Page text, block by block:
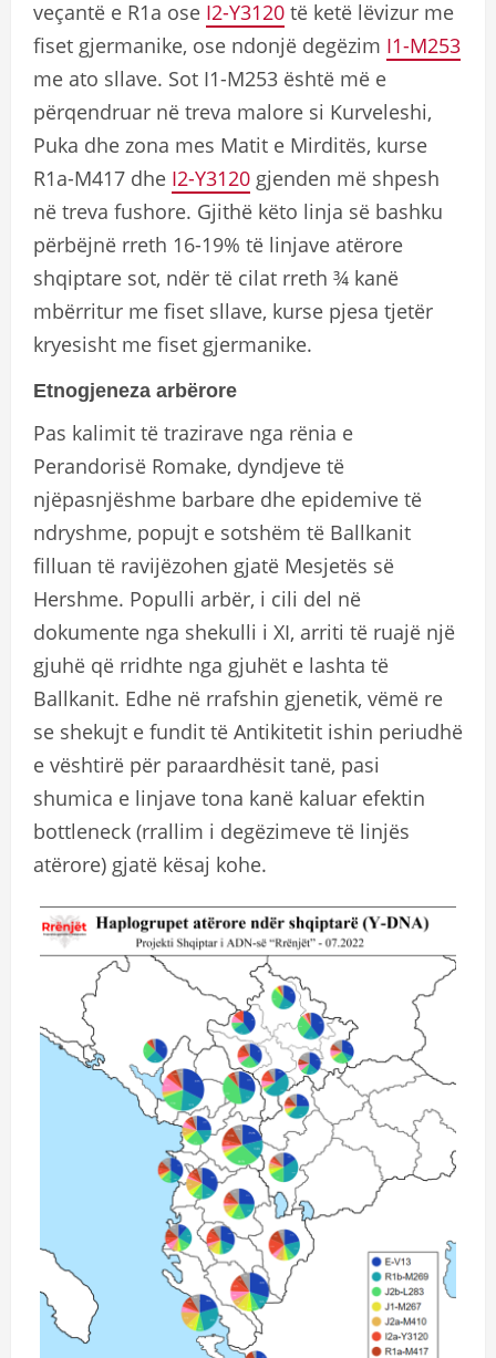
veçantë e R1a ose I2-Y3120 të ketë lëvizur me
fiset gjermanike, ose ndonjë degëzim I1-M253
me ato sllave. Sot I1-M253 është më e
përqendruar në treva malore si Kurveleshi,
Puka dhe zona mes Matit e Mirditës, kurse
R1a-M417 dhe I2-Y3120 gjenden më shpesh
në treva fushore. Gjithë këto linja së bashku
përbëjnë rreth 16-19% të linjave atërore
shqiptare sot, ndër të cilat rreth ¾ kanë
mbërritur me fiset sllave, kurse pjesa tjetër
kryesisht me fiset gjermanike.
Etnogjeneza arbërore
Pas kalimit të trazirave nga rënia e
Perandorisë Romake, dyndjeve të
njëpasnjëshme barbare dhe epidemive të
ndryshme, popujt e sotshëm të Ballkanit
filluan të ravijëzohen gjatë Mesjetës së
Hershme. Populli arbër, i cili del në
dokumente nga shekulli i XI, arriti të ruajë një
gjuhë që rridhte nga gjuhët e lashta të
Ballkanit. Edhe në rrafshin gjenetik, vëmë re
se shekujt e fundit të Antikitetit ishin periudhë
e vështirë për paraardhësit tanë, pasi
shumica e linjave tona kanë kaluar efektin
bottleneck (rrallim i degëzimeve të linjës
atërore) gjatë kësaj kohe.